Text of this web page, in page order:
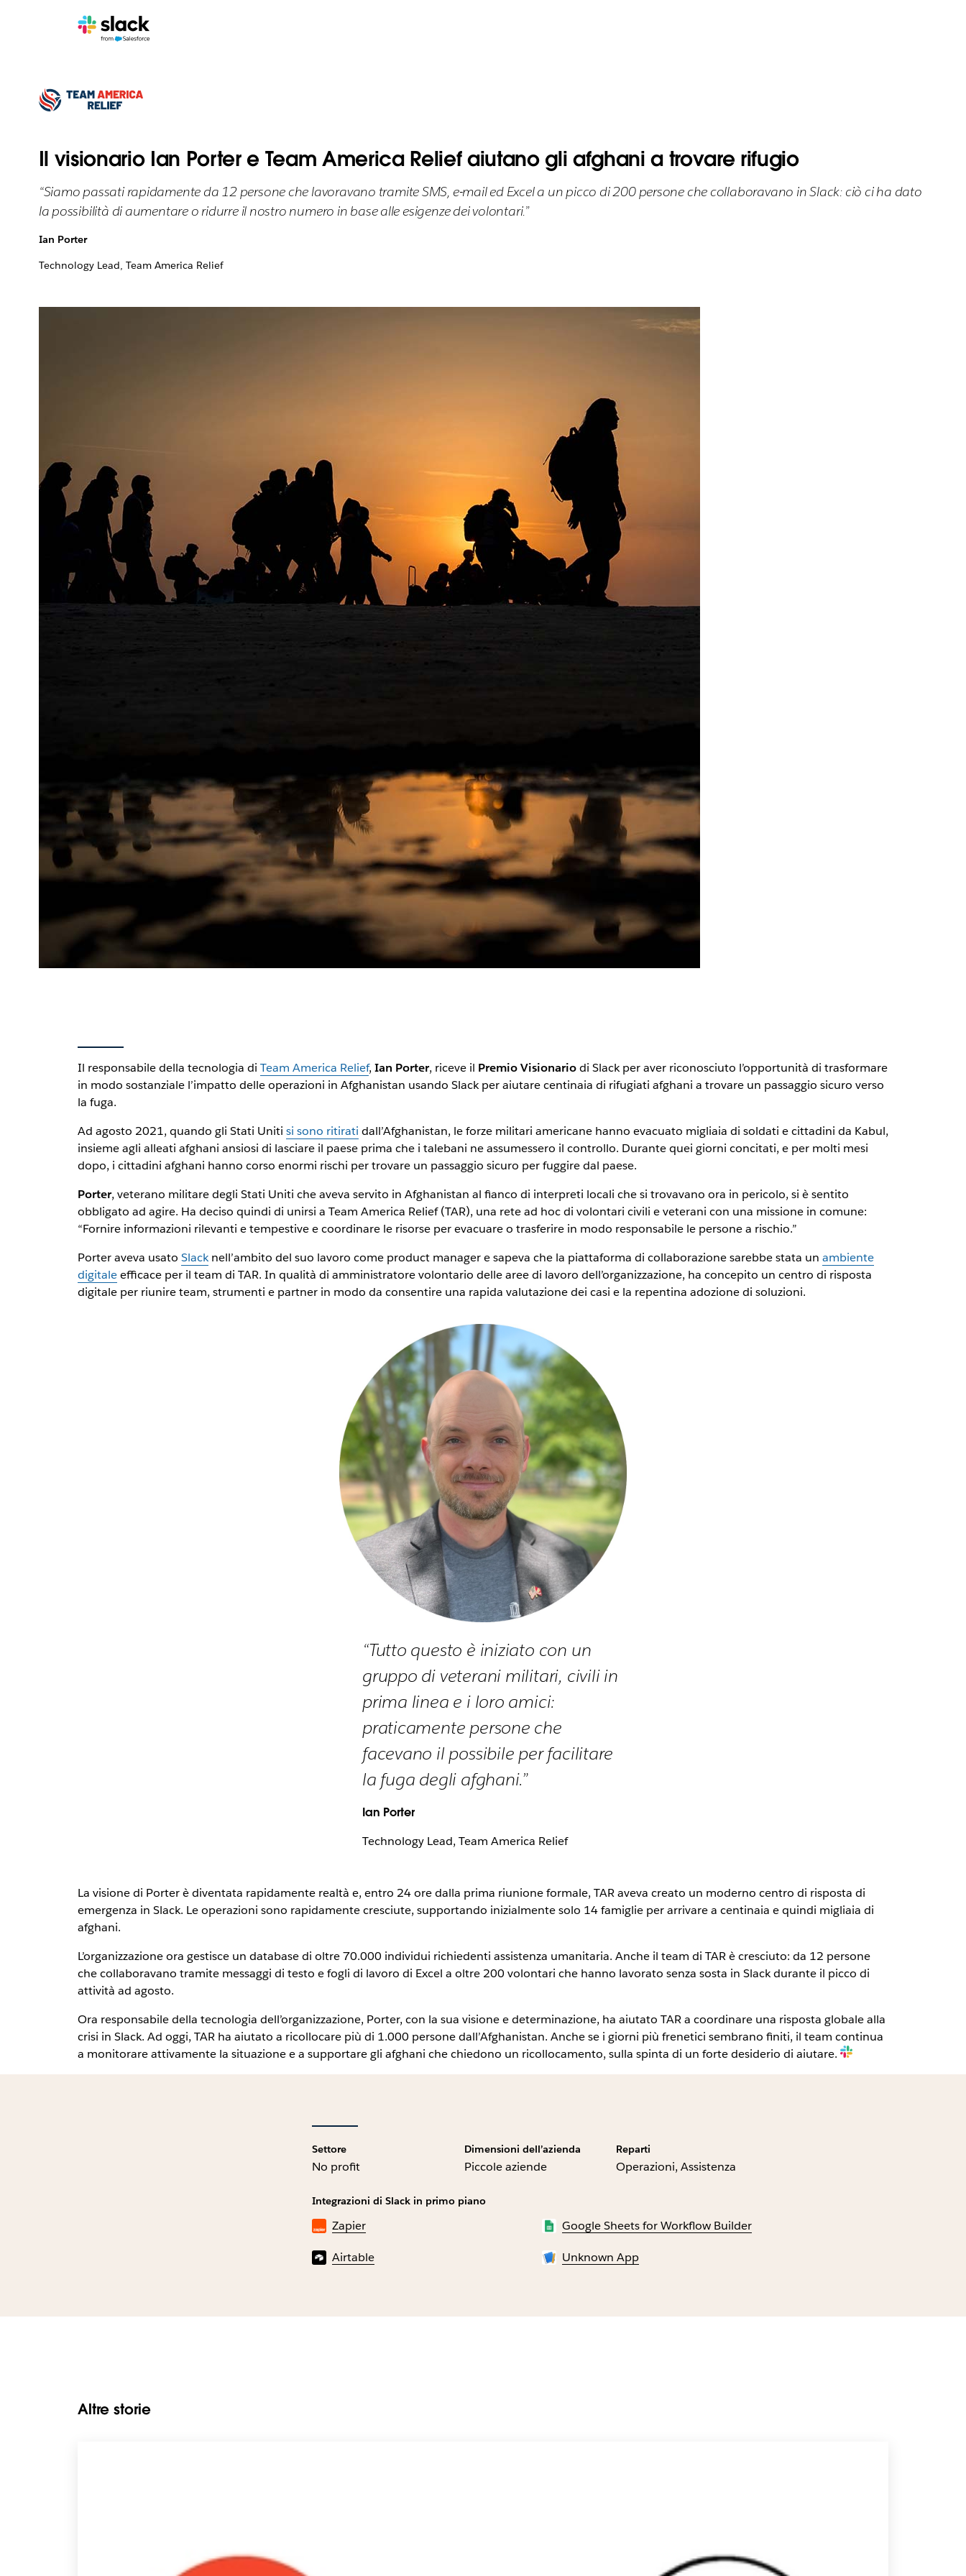
Il visionario Ian Porter e Team America Relief aiutano gli afghani a trovare rifugio
“Siamo passati rapidamente da 12 persone che lavoravano tramite SMS, e-mail ed Excel a un picco di 200 persone che collaboravano in Slack: ciò ci ha dato
la possibilità di aumentare o ridurre il nostro numero in base alle esigenze dei volontari.”
Ian Porter
Technology Lead, Team America Relief
Il responsabile della tecnologia di Team America Relief, Ian Porter, riceve il Premio Visionariodi Slack per aver riconosciuto l’opportunità di trasformare
in modo sostanziale l’impatto delle operazioni in Afghanistan usando Slack per aiutare centinaia di rifugiati afghani a trovare un passaggio sicuro verso
la fuga.
Ad agosto 2021, quando gli Stati Uniti si sono ritirati dall’Afghanistan, le forze militari americane hanno evacuato migliaia di soldati e cittadini da Kabul,
insieme agli alleati afghani ansiosi di lasciare il paese prima che i talebani ne assumessero il controllo. Durante quei giorni concitati, e per molti mesi
dopo, i cittadini afghani hanno corso enormi rischi per trovare un passaggio sicuro per fuggire dal paese.
Porter, veterano militare degli Stati Uniti che aveva servito in Afghanistan al fianco di interpreti locali che si trovavano ora in pericolo, si è sentito
obbligato ad agire. Ha deciso quindi di unirsi a Team America Relief (TAR), una rete ad hoc di volontari civili e veterani con una missione in comune:
“Fornire informazioni rilevanti e tempestive e coordinare le risorse per evacuare o trasferire in modo responsabile le persone a rischio.”
Porter aveva usato Slacknell’ambito del suo lavoro come product manager e sapeva che la piattaforma di collaborazione sarebbe stata un ambiente
digitaleefficace per il team di TAR. In qualità di amministratore volontario delle aree di lavoro dell’organizzazione, ha concepito un centro di risposta
digitale per riunire team, strumenti e partner in modo da consentire una rapida valutazione dei casi e la repentina adozione di soluzioni.
“Tutto questo è iniziato con un
gruppo di veterani militari, civili in
prima linea e i loro amici:
praticamente persone che
facevano il possibile per facilitare
la fuga degli afghani.”
Ian Porter
Technology Lead, Team America Relief
La visione di Porter è diventata rapidamente realtà e, entro 24 ore dalla prima riunione formale, TAR aveva creato un moderno centro di risposta di
emergenza in Slack. Le operazioni sono rapidamente cresciute, supportando inizialmente solo 14 famiglie per arrivare a centinaia e quindi migliaia di
afghani.
L’organizzazione ora gestisce un database di oltre 70.000 individui richiedenti assistenza umanitaria. Anche il team di TAR è cresciuto: da 12 persone
che collaboravano tramite messaggi di testo e fogli di lavoro di Excel a oltre 200 volontari che hanno lavorato senza sosta in Slack durante il picco di
attività ad agosto.
Ora responsabile della tecnologia dell’organizzazione, Porter, con la sua visione e determinazione, ha aiutato TAR a coordinare una risposta globale alla
crisi in Slack. Ad oggi, TAR ha aiutato a ricollocare più di 1.000 persone dall’Afghanistan. Anche se i giorni più frenetici sembrano finiti, il team continua
a monitorare attivamente la situazione e a supportare gli afghani che chiedono un ricollocamento, sulla spinta di un forte desiderio di aiutare.
Settore
No profit
Dimensioni dell’azienda
Piccole aziende
Reparti
Operazioni, Assistenza
Integrazioni di Slack in primo piano
Zapier Google Sheets for Workflow Builder
Airtable Unknown App
Altre storie